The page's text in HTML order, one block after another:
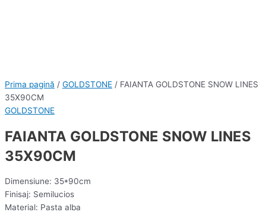
Prima pagină / GOLDSTONE / FAIANTA GOLDSTONE SNOW LINES
35X90CM
GOLDSTONE
FAIANTA GOLDSTONE SNOW LINES
35X90CM
Dimensiune: 35*90cm
Finisaj: Semilucios
Material: Pasta alba